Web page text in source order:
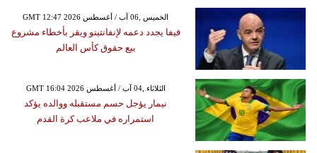
GMT 12:47 2026 الخميس ,06 آب / أغسطس
فيفا يجدد دعمه لإنفانتينو ويقر بأخطاء مشروع
بيع حقوق كأس العالم
GMT 16:04 2026 الثلاثاء ,04 آب / أغسطس
نيمار يؤجل حسم مستقبله ووالده يؤكد
استمراره في ملاعب كرة القدم